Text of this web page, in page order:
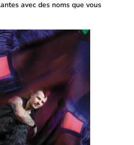
avec des noms que vous